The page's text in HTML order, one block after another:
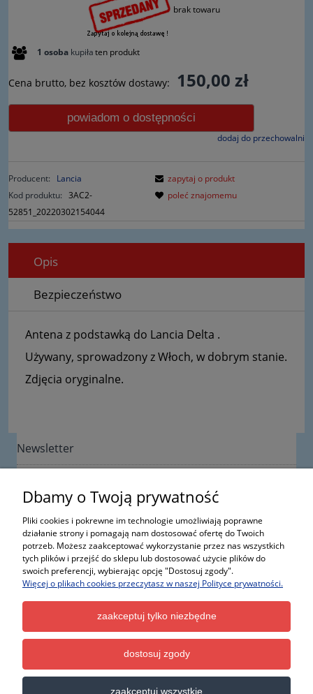
brak towaru
1 osoba kupiłaten produkt
Cena brutto, bez kosztów dostawy: 150,00 zł
powiadom o dostępności
dodaj do przechowalni
Producent:
Lancia
Kod produktu: 3AC2-
52851_20220302154044
zapytaj o produkt
poleć znajomemu
Opis
Bezpieczeństwo
Antena z podstawką do Lancia Delta .
Używany, sprowadzony z Włoch, w dobrym stanie.
Zdjęcia oryginalne.
Newsletter
Informacje
Moje konto
Kontakt
Wszystkie nazwy, fotografie i znaki firmowe lub towarowe, niebędące własnością ItalCar, występujące
Dbamy o Twoją prywatność
Pliki cookies i pokrewne im technologie umożliwiają poprawne
działanie strony i pomagają nam dostosować ofertę do Twoich
potrzeb. Możesz zaakceptować wykorzystanie przez nas wszystkich
tych plików i przejść do sklepu lub dostosować użycie plików do
swoich preferencji, wybierając opcję "Dostosuj zgody".
Więcej o plikach cookies przeczytasz w naszej Polityce prywatności.
zaakceptuj tylko niezbędne
dostosuj zgody
zaakceptuj wszystkie